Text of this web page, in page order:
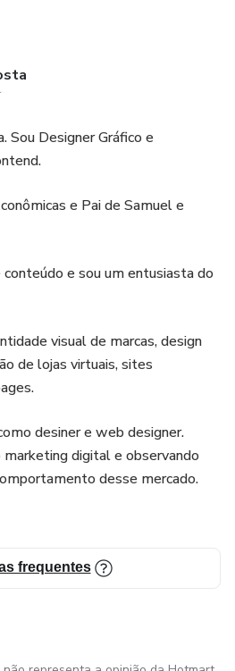
Sou Designer Gráfico e
e Pai de Samuel e
conteúdo e sou um entusiasta do
visual de marcas, design
de lojas virtuais, sites
desiner e web designer.
digital e observando
desse mercado.
frequentes